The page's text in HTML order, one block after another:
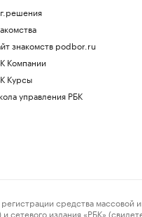
знакомств podbor.ru
Компании
Курсы
управления РБК
средства массовой
издания «РБК»